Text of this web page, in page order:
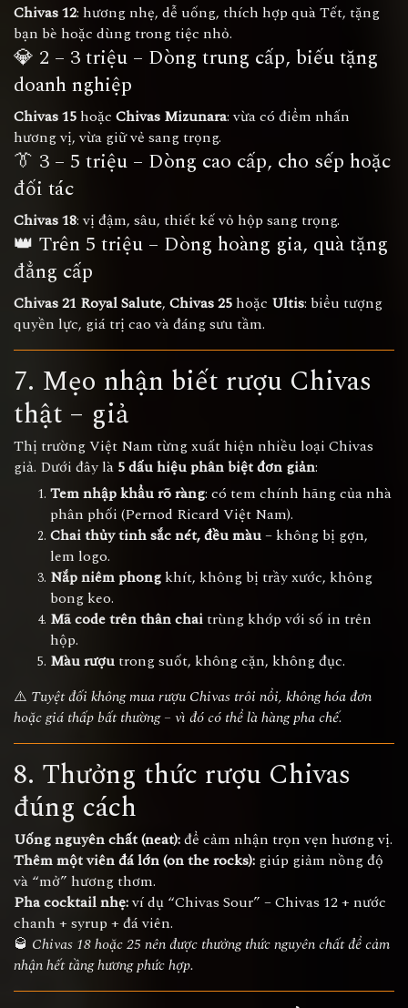
Chivas 12: hương nhẹ, dễ uống, thích hợp quà Tết, tặng
bạn bè hoặc dùng trong tiệc nhỏ.
💎 2 – 3 triệu – Dòng trung cấp, biếu tặng
doanh nghiệp
Chivas 15hoặc Chivas Mizunara: vừa có điểm nhấn
hương vị, vừa giữ vẻ sang trọng.
👔 3 – 5 triệu – Dòng cao cấp, cho sếp hoặc
đối tác
Chivas 18: vị đậm, sâu, thiết kế vỏ hộp sang trọng.
👑 Trên 5 triệu – Dòng hoàng gia, quà tặng
đẳng cấp
Chivas 21 Royal Salute, Chivas 25hoặc Ultis: biểu tượng
quyền lực, giá trị cao và đáng sưu tầm.
7. Mẹo nhận biết rượu Chivas
thật – giả
Thị trường Việt Nam từng xuất hiện nhiều loại Chivas
giả. Dưới đây là 5 dấu hiệu phân biệt đơn giản:
Tem nhập khẩu rõ ràng: có tem chính hãng của nhà
phân phối (Pernod Ricard Việt Nam).
Chai thủy tinh sắc nét, đều màu– không bị gợn,
lem logo.
Nắp niêm phongkhít, không bị trầy xước, không
bong keo.
Mã code trên thân chaitrùng khớp với số in trên
hộp.
Màu rượutrong suốt, không cặn, không đục.
⚠️ Tuyệt đối không mua rượu Chivas trôi nổi, không hóa đơn
hoặc giá thấp bất thường – vì đó có thể là hàng pha chế.
8. Thưởng thức rượu Chivas
đúng cách
Uống nguyên chất (neat):để cảm nhận trọn vẹn hương vị.
Thêm một viên đá lớn (on the rocks): giúp giảm nồng độ
và “mở” hương thơm.
Pha cocktail nhẹ:ví dụ “Chivas Sour” – Chivas 12 + nước
chanh + syrup + đá viên.
🥃 Chivas 18 hoặc 25 nên được thưởng thức nguyên chất để cảm
nhận hết tầng hương phức hợp.